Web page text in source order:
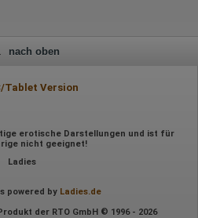
nach oben
Tablet Version
erotische Darstellungen und ist für
nicht geeignet!
Ladies
powered by Ladies.de
der RTO GmbH © 1996 - 2026